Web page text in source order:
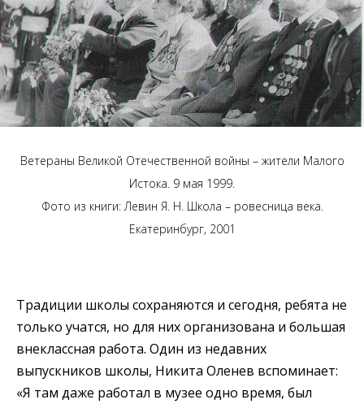
Ветераны Великой Отечественной войны – жители Малого
Истока. 9 мая 1999.
Фото из книги: Левин Я. Н. Школа – ровесница века.
Екатеринбург, 2001
Традиции школы сохраняются и сегодня, ребята не
только учатся, но для них организована и большая
внеклассная работа. Один из недавних
выпускников школы, Никита Оленев вспоминает:
«Я там даже работал в музее одно время, был